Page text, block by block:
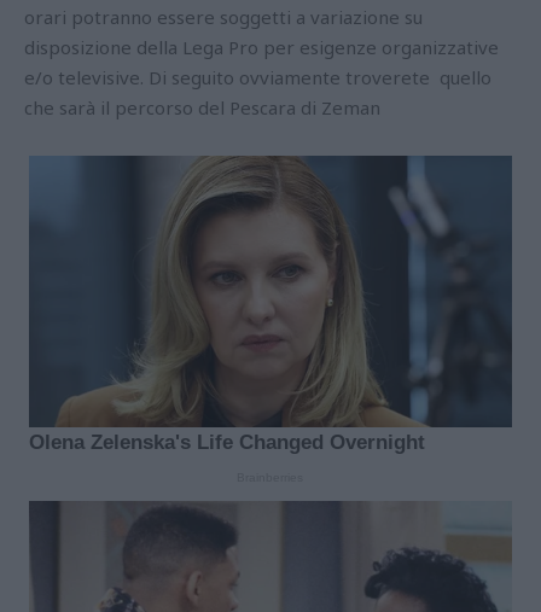
orari potranno essere soggetti a variazione su
disposizione della Lega Pro per esigenze organizzative
e/o televisive. Di seguito ovviamente troverete quello
che sarà il percorso del Pescara di Zeman